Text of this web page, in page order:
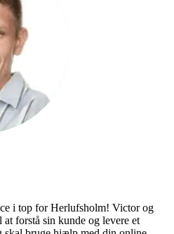
i top for Herlufsholm! Victor og
at forstå sin kunde og levere et